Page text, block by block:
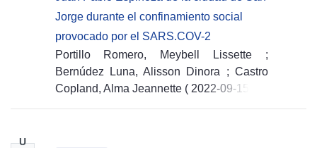
Jorge durante el confinamiento social
provocado por el SARS.COV-2
Portillo Romero, Meybell Lissette
;
Bernúdez Luna, Alisson Dinora
; Castro
Copland, Alma Jeannette ( 2022-09-15
U